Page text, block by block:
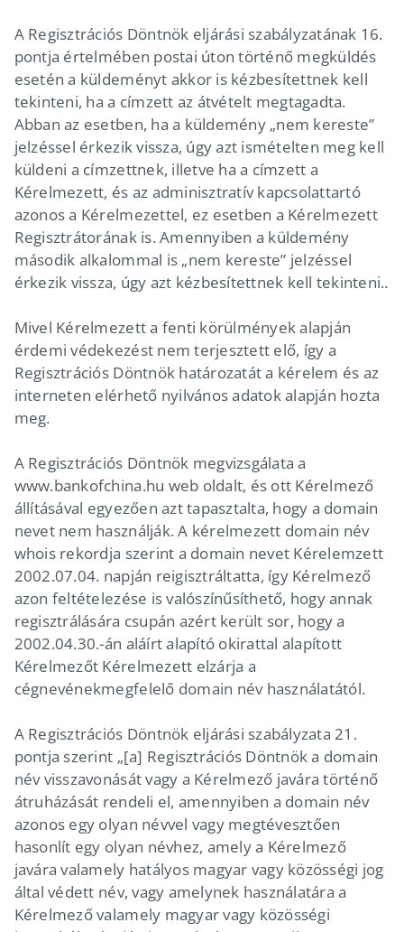
A Regisztrációs Döntnök eljárási szabályzatának 16.
pontja értelmében postai úton történő megküldés
esetén a küldeményt akkor is kézbesítettnek kell
tekinteni, ha a címzett az átvételt megtagadta.
Abban az esetben, ha a küldemény „nem kereste”
jelzéssel érkezik vissza, úgy azt ismételten meg kell
küldeni a címzettnek, illetve ha a címzett a
Kérelmezett, és az adminisztratív kapcsolattartó
azonos a Kérelmezettel, ez esetben a Kérelmezett
Regisztrátorának is. Amennyiben a küldemény
második alkalommal is „nem kereste” jelzéssel
érkezik vissza, úgy azt kézbesítettnek kell tekinteni..
Mivel Kérelmezett a fenti körülmények alapján
érdemi védekezést nem terjesztett elő, így a
Regisztrációs Döntnök határozatát a kérelem és az
interneten elérhető nyilvános adatok alapján hozta
meg.
A Regisztrációs Döntnök megvizsgálata a
www.bankofchina.hu web oldalt, és ott Kérelmező
állításával egyezően azt tapasztalta, hogy a domain
nevet nem használják. A kérelmezett domain név
whois rekordja szerint a domain nevet Kérelemzett
2002.07.04. napján reigisztráltatta, így Kérelmező
azon feltételezése is valószínűsíthető, hogy annak
regisztrálására csupán azért került sor, hogy a
2002.04.30.-án aláírt alapító okirattal alapított
Kérelmezőt Kérelmezett elzárja a
cégnevénekmegfelelő domain név használatától.
A Regisztrációs Döntnök eljárási szabályzata 21.
pontja szerint „[a] Regisztrációs Döntnök a domain
név visszavonását vagy a Kérelmező javára történő
átruházását rendeli el, amennyiben a domain név
azonos egy olyan névvel vagy megtévesztően
hasonlít egy olyan névhez, amely a Kérelmező
javára valamely hatályos magyar vagy közösségi jog
által védett név, vagy amelynek használatára a
Kérelmező valamely magyar vagy közösségi